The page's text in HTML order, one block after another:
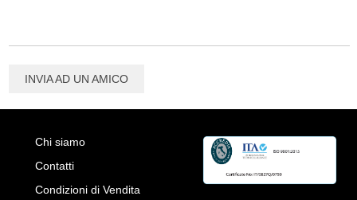
INVIA AD UN AMICO
Chi siamo
Contatti
Condizioni di Vendita